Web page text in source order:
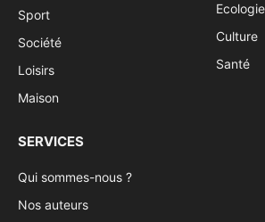
Sport
Société
Loisirs
Maison
Ecologie
Culture
Santé
SERVICES
Qui sommes-nous ?
Nos auteurs